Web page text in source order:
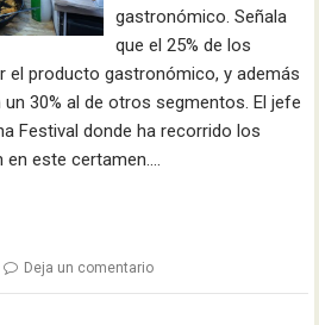
gastronómico. Señala
que el 25% de los
el producto gastronómico, y además
30% al de otros segmentos. El jefe
Festival donde ha recorrido los
en este certamen.…
Deja un comentario